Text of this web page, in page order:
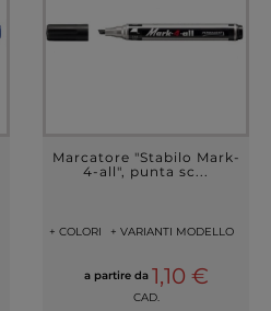
Marcatore "Stabilo Mark-
4-all", punta sc...
+ COLORI + VARIANTI MODELLO
a partire da 1,10 €
CAD.